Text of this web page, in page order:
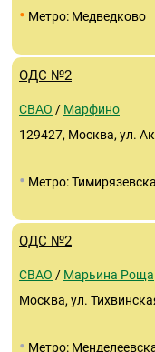
• Метро: Медведково
ОДС №2
СВАО / Марфино
129427, Москва, ул.
• Метро:
ОДС №2
СВАО / Марьина Роща
Москва, ул.
• Метро: